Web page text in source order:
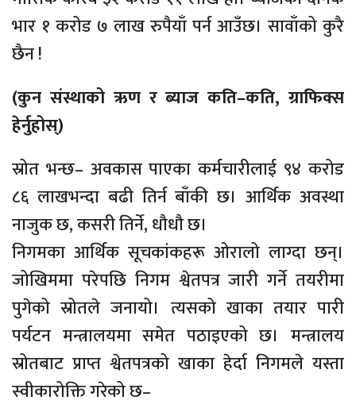
भार १ करोड ७ लाख रुपैयाँ पर्न आउँछ। सावाँको कुरै
छैन !
(कुन संस्थाको ऋण र ब्याज कति–कति, ग्राफिक्स
हेर्नुहोस्)
स्रोत भन्छ– अवकास पाएका कर्मचारीलाई ९४ करोड
८६ लाखभन्दा बढी तिर्न बाँकी छ। आर्थिक अवस्था
नाजुक छ, कसरी तिर्ने, धौधौ छ।
निगमका आर्थिक सूचकांकहरू ओरालो लाग्दा छन्।
जोखिममा परेपछि निगम श्वेतपत्र जारी गर्ने तयरीमा
पुगेको स्रोतले जनायो। त्यसको खाका तयार पारी
पर्यटन मन्त्रालयमा समेत पठाइएको छ। मन्त्रालय
स्रोतबाट प्राप्त श्वेतपत्रको खाका हेर्दा निगमले यस्ता
स्वीकारोक्ति गरेको छ–